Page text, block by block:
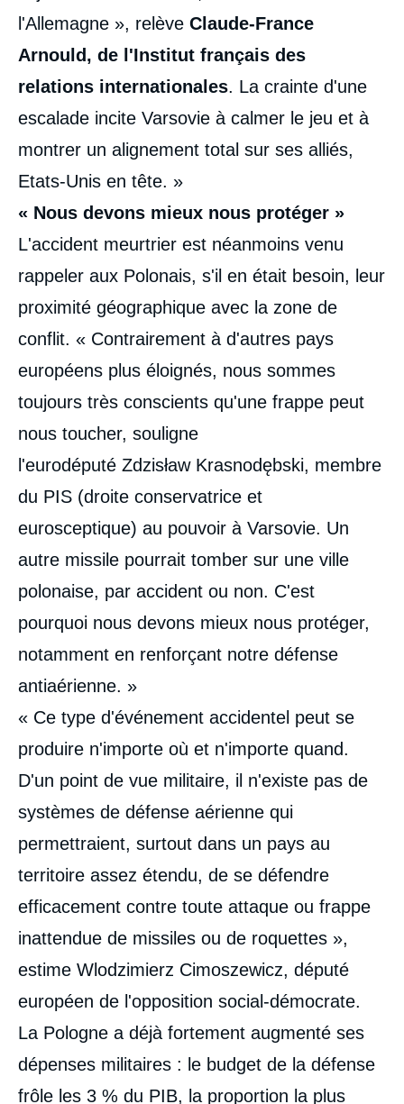
l'Allemagne », relève Claude-France
Arnould, de l'Institut français des
relations internationales. La crainte d'une
escalade incite Varsovie à calmer le jeu et à
montrer un alignement total sur ses alliés,
Etats-Unis en tête. »
« Nous devons mieux nous protéger »
L'accident meurtrier est néanmoins venu
rappeler aux Polonais, s'il en était besoin, leur
proximité géographique avec la zone de
conflit. « Contrairement à d'autres pays
européens plus éloignés, nous sommes
toujours très conscients qu'une frappe peut
nous toucher, souligne
l'eurodéputé Zdzisław Krasnodębski, membre
du PIS (droite conservatrice et
eurosceptique) au pouvoir à Varsovie. Un
autre missile pourrait tomber sur une ville
polonaise, par accident ou non. C'est
pourquoi nous devons mieux nous protéger,
notamment en renforçant notre défense
antiaérienne. »
« Ce type d'événement accidentel peut se
produire n'importe où et n'importe quand.
D'un point de vue militaire, il n'existe pas de
systèmes de défense aérienne qui
permettraient, surtout dans un pays au
territoire assez étendu, de se défendre
efficacement contre toute attaque ou frappe
inattendue de missiles ou de roquettes »,
estime Wlodzimierz Cimoszewicz, député
européen de l'opposition social-démocrate.
La Pologne a déjà fortement augmenté ses
dépenses militaires : le budget de la défense
frôle les 3 % du PIB, la proportion la plus